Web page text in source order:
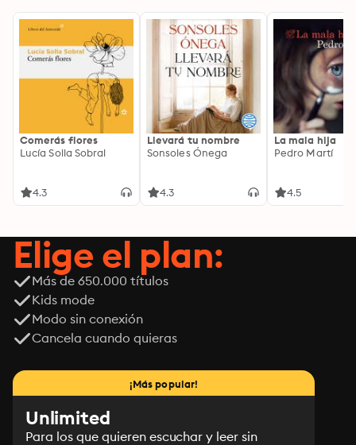
Comerás flores
Lucía Solla Sobral
4.3
Llevará tu nombre
Sonsoles Ónega
4.3
La mala hija
Pedro Martí
4.5
Elige el plan:
Más de 650.000 títulos
Kids mode
Modo sin conexión
Cancela cuando quieras
¡Más popular!
Unlimited
Para los que quieren escuchar y leer sin